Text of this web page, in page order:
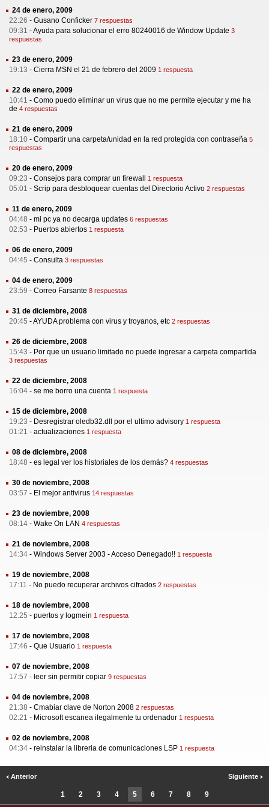
24 de enero, 2009
22:26 - Gusano Conficker 7 respuestas
09:31 -Ayuda para solucionar el erro 80240016 de Window Update 3
respuestas
23 de enero, 2009
19:13 - Cierra MSN el 21 de febrero del 2009 1 respuesta
22 de enero, 2009
10:41 - Como puedo eliminar un virus que no me permite ejecutar y me ha
de 4 respuestas
21 de enero, 2009
18:10 - Compartir una carpeta/unidad en la red protegida con contraseña 5
respuestas
20 de enero, 2009
09:23 - Consejos para comprar un firewall 1 respuesta
05:01 - Scrip para desbloquear cuentas del Directorio Activo 2 respuestas
11 de enero, 2009
04:48 - mi pc ya no decarga updates 6 respuestas
02:53 - Puertos abiertos 1 respuesta
06 de enero, 2009
04:45 - Consulta 3 respuestas
04 de enero, 2009
23:59 - Correo Farsante 8 respuestas
31 de diciembre, 2008
20:45 -AYUDA problema con virus y troyanos, etc 2 respuestas
26 de diciembre, 2008
15:43 - Por que un usuario limitado no puede ingresar a carpeta compartida
3 respuestas
22 de diciembre, 2008
16:04 - se me borro una cuenta 1 respuesta
15 de diciembre, 2008
19:23 - Desregistrar oledb32.dll por el ultimo advisory 1 respuesta
01:21 - actualizaciones 1 respuesta
08 de diciembre, 2008
18:48 - es legal ver los historiales de los demás? 4 respuestas
30 de noviembre, 2008
03:57 - El mejor antivirus 14 respuestas
23 de noviembre, 2008
08:14 - Wake On LAN 4 respuestas
21 de noviembre, 2008
14:34 - Windows Server 2003 - Acceso Denegado!! 1 respuesta
19 de noviembre, 2008
17:11 - No puedo recuperar archivos cifrados 2 respuestas
18 de noviembre, 2008
12:25 - puertos y logmein 1 respuesta
17 de noviembre, 2008
17:46 - Que Usuario 1 respuesta
07 de noviembre, 2008
17:57 - leer sin permitir copiar 9 respuestas
04 de noviembre, 2008
21:38 - Cmabiar clave de Norton 2008 2 respuestas
02:21 - Microsoft escanea ilegalmente tu ordenador 1 respuesta
02 de noviembre, 2008
04:34 - reinstalar la libreria de comunicaciones LSP 1 respuesta
Anterior
1 2 3 4 5 6 7 8 9
Siguiente